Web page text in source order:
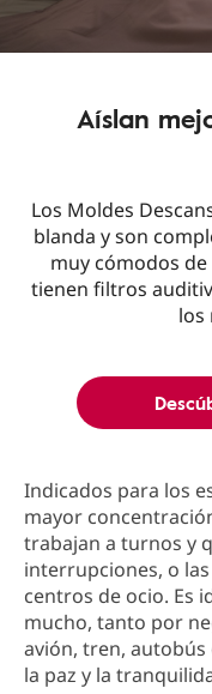
Aíslan
Los Moldes
blanda y son
muy cómodos
tienen filtros
los
Indicados para los
mayor
trabajan a turnos y
interrupciones, o
centros de ocio. Es
mucho, tanto por
avión, tren,
la paz y la